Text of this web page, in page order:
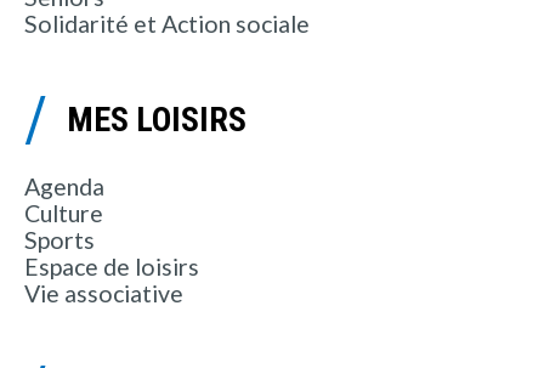
Solidarité et Action sociale
MES LOISIRS
Agenda
Culture
Sports
Espace de loisirs
Vie associative